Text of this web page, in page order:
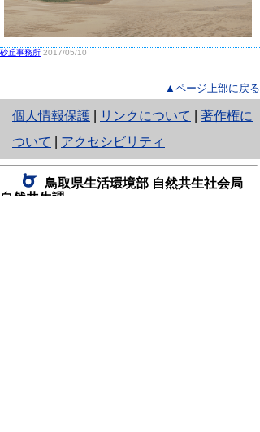
砂丘事務所 2017/05/10
▲ページ上部に戻る
個人情報保護
と
り
ネ
ッ
リンクについて
著作権に
ついて
アクセシビリティ
鳥取県生活環境部 自然共生社会局
自然共生課